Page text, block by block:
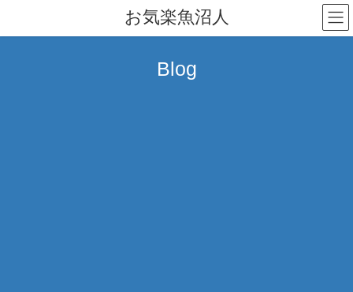
テ
ゲ
お気楽魚沼人
Blog